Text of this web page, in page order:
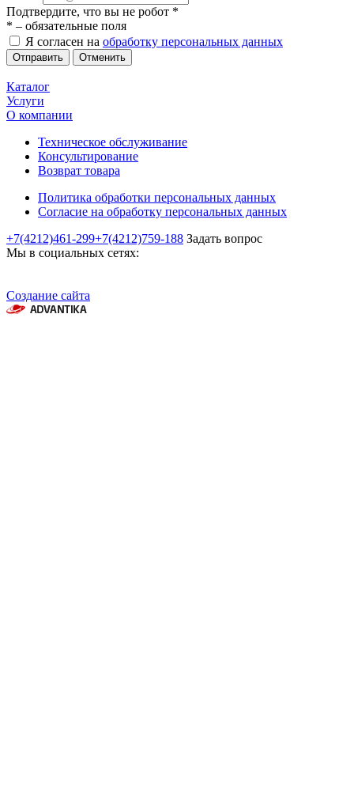
Подтвердите, что вы не робот *
* – обязательные поля
Я согласен на обработку персональных данных
Отменить
Каталог
Услуги
О компании
Техническое обслуживание
Консультирование
Возврат товара
Политика обработки персональных данных
Согласие на обработку персональных данных
+7(4212)461-299+7(4212)759-188 Задать вопрос
Мы в социальных сетях:
Создание сайта